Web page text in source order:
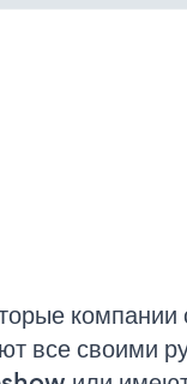
все своими